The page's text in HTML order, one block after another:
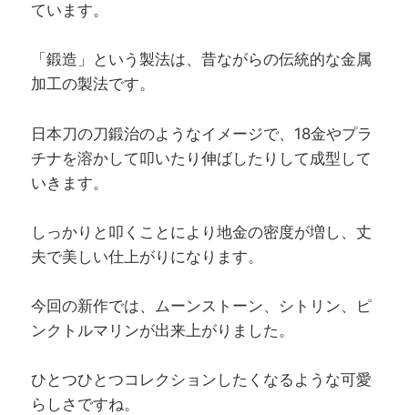
ています。
「鍛造」という製法は、昔ながらの伝統的な金属
加工の製法です。
日本刀の刀鍛治のようなイメージで、18金やプラ
チナを溶かして叩いたり伸ばしたりして成型して
いきます。
しっかりと叩くことにより地金の密度が増し、丈
夫で美しい仕上がりになります。
今回の新作では、ムーンストーン、シトリン、ピ
ンクトルマリンが出来上がりました。
ひとつひとつコレクションしたくなるような可愛
らしさですね。